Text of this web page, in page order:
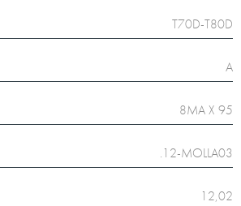
T70D-T80D
A
8MA X 95
.12-MOLLA03
12,02